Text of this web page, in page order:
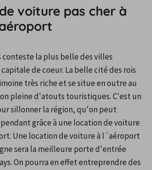
voiture pas cher à
conteste la plus belle des villes
de coeur. La belle cité des rois
très riche et se situe en outre au
pleine d'atouts touristiques. C'est un
sillonner la région, qu'on peut
grâce à une location de voiture
Une location de voiture à l´aéroport
sera la meilleure porte d'entrée
On pourra en effet entreprendre des